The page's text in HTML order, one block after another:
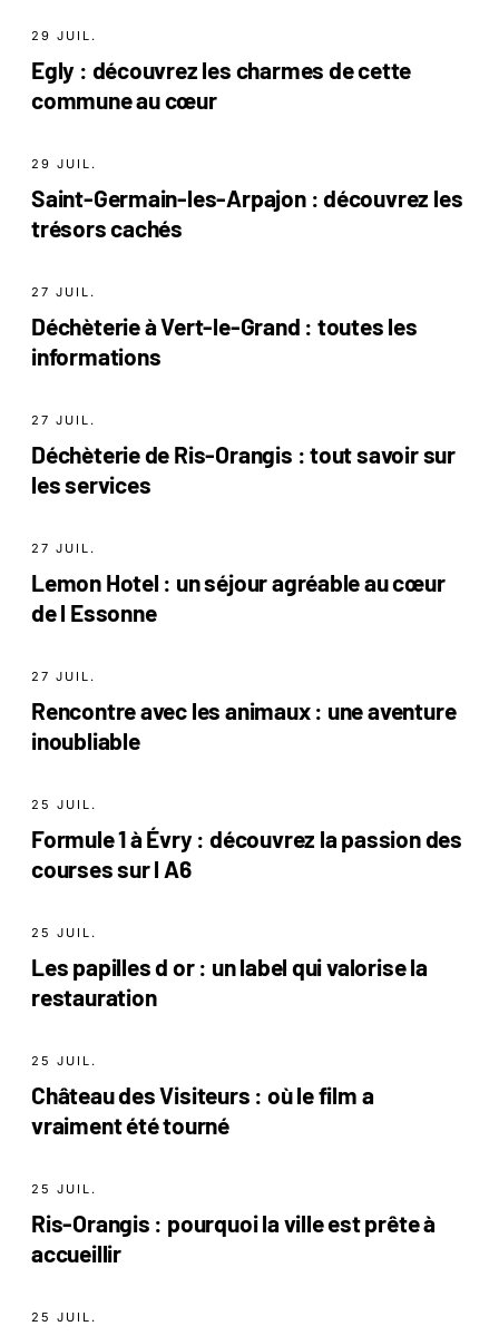
29 JUIL.
Egly : découvrez les charmes de cette
commune au cœur
29 JUIL.
Saint-Germain-les-Arpajon : découvrez les
trésors cachés
27 JUIL.
Déchèterie à Vert-le-Grand : toutes les
informations
27 JUIL.
Déchèterie de Ris-Orangis : tout savoir sur
les services
27 JUIL.
Lemon Hotel : un séjour agréable au cœur
de l Essonne
27 JUIL.
Rencontre avec les animaux : une aventure
inoubliable
25 JUIL.
Formule 1 à Évry : découvrez la passion des
courses sur l A6
25 JUIL.
Les papilles d or : un label qui valorise la
restauration
25 JUIL.
Château des Visiteurs : où le film a
vraiment été tourné
25 JUIL.
Ris-Orangis : pourquoi la ville est prête à
accueillir
25 JUIL.